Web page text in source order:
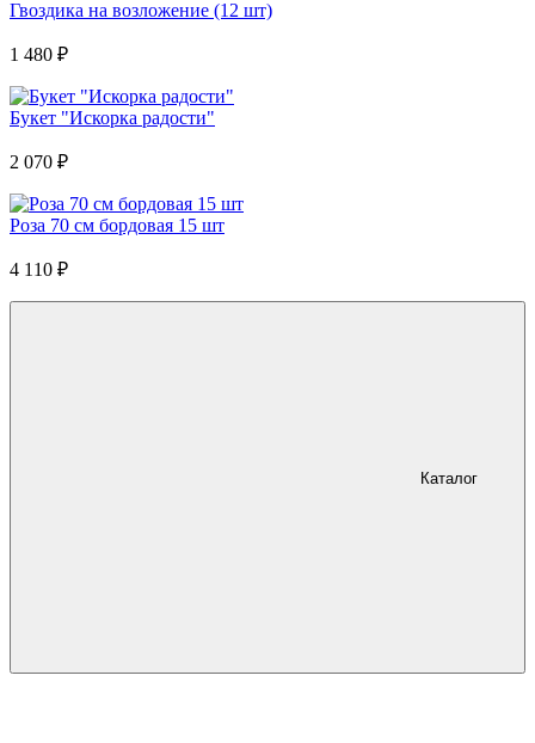
Гвоздика на возложение (12 шт)
1 480 ₽
Букет "Искорка радости"
2 070 ₽
Роза 70 см бордовая 15 шт
4 110 ₽
Каталог